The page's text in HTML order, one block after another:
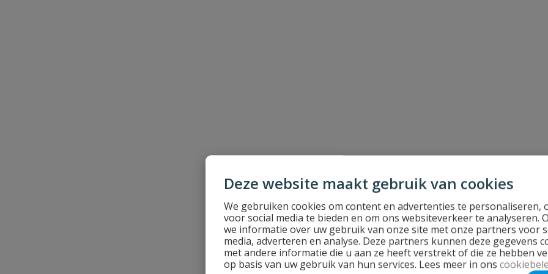
Deze website maakt gebruik van cookies
We gebruiken cookies om content en advertenties te personaliseren,
voor social media te bieden en om ons websiteverkeer te analyseren.
we informatie over uw gebruik van onze site met onze partners voor
media, adverteren en analyse. Deze partners kunnen deze gegevens
met andere informatie die u aan ze heeft verstrekt of die ze hebben
op basis van uw gebruik van hun services. Lees meer in ons